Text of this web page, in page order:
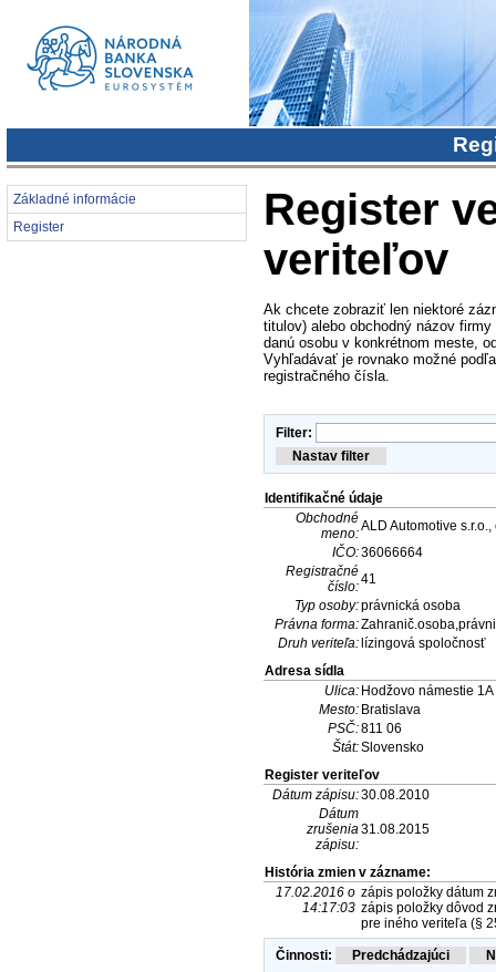
Základné informácie
Register
Register
veriteľov
Ak chcete zobraziť len niektoré
titulov) alebo obchodný názov
danú osobu v konkrétnom meste,
Vyhľadávať je rovnako možné
registračného čísla.
Filter:
Identifikačné údaje
Obchodné
meno:ALD Automotive
IČO:36066664
Registračné
číslo:41
Typ osoby:právnická osoba
Právna forma:
Druh veriteľa: lízingová spoločnosť
Adresa sídla
Ulica: Hodžovo námestie 1A
Mesto: Bratislava
PSČ:811 06
Štát:Slovensko
Register veriteľov
Dátum zápisu:30.08.2010
Dátum
zrušenia
zápisu:
31.08.2015
História zmien v zázname:
17.02.2016 o
14:17:03
zápis položky dátum
zápis položky dôvod
pre iného veriteľa (§
Činnosti: